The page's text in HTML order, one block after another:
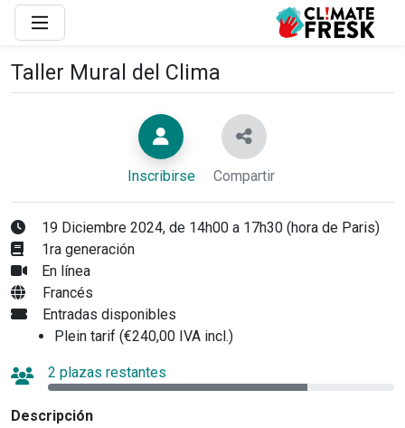
Taller Mural del Clima
Inscribirse Compartir
19 Diciembre 2024, de 14h00 a 17h30 (hora de Paris)
1ra generación
En línea
Francés
Entradas disponibles
Plein tarif (€240,00 IVA incl.)
2 plazas restantes
Descripción